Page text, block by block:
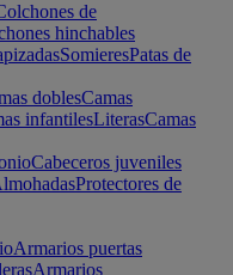
de
hinchables
SomieresPatas de
doblesCamas
infantilesLiterasCamas
Cabeceros juveniles
Protectores de
Armarios puertas
Armarios